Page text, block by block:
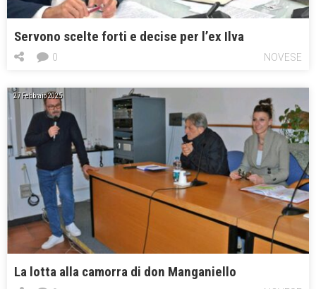
Servono scelte forti e decise per l’ex Ilva
NOVESE
0
27 Febbraio 2025
La lotta alla camorra di don Manganiello